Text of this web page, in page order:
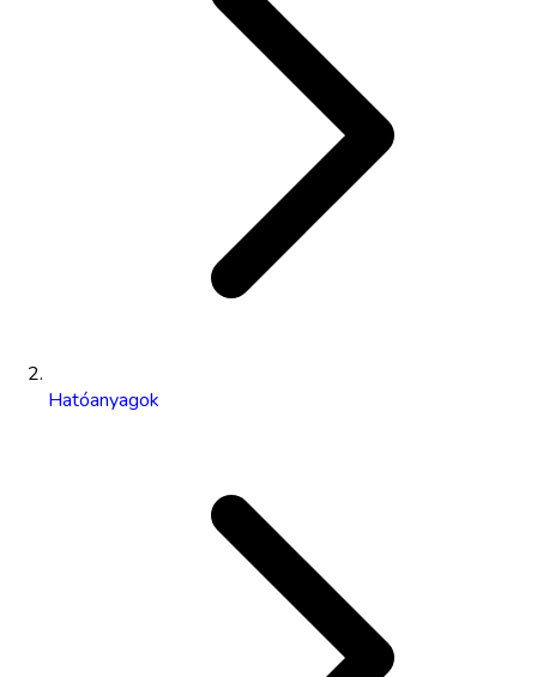
Hatóanyagok